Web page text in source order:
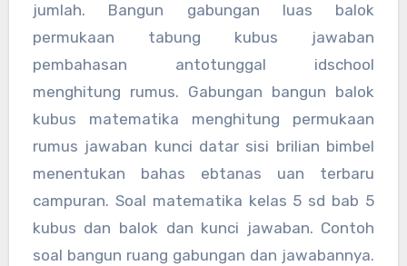
jumlah. Bangun gabungan luas balok
permukaan tabung kubus jawaban
pembahasan antotunggal idschool
menghitung rumus. Gabungan bangun balok
kubus matematika menghitung permukaan
rumus jawaban kunci datar sisi brilian bimbel
menentukan bahas ebtanas uan terbaru
campuran. Soal matematika kelas 5 sd bab 5
kubus dan balok dan kunci jawaban. Contoh
soal bangun ruang gabungan dan jawabannya.